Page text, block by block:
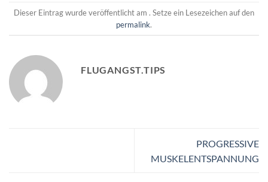
Dieser Eintrag wurde veröffentlicht am . Setze ein Lesezeichen auf den
permalink.
FLUGANGST.TIPS
PROGRESSIVE
MUSKELENTSPANNUNG